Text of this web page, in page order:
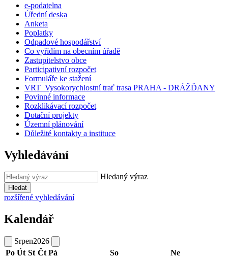
e-podatelna
Úřední deska
Anketa
Poplatky
Odpadové hospodářství
Co vyřídím na obecním úřadě
Zastupitelstvo obce
Participativní rozpočet
Formuláře ke stažení
VRT_Vysokorychlostní trať trasa PRAHA - DRÁŽĎANY
Povinné informace
Rozklikávací rozpočet
Dotační projekty
Územní plánování
Důležité kontakty a instituce
Vyhledávání
Hledaný výraz
Hledat
rozšířené vyhledávání
Kalendář
Srpen2026
Po Út St Čt Pá So
Ne